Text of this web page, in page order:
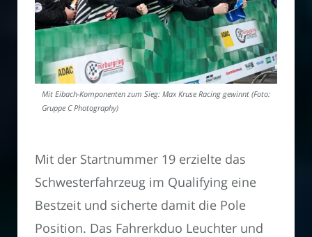
Mit Eibach-Komponenten zum Sieg: Max Kruse Racing gewinnt (Foto:
Gruppe C Photography)
Mit der Startnummer 19 erzielte das
Schwesterfahrzeug im Qualifying eine
Bestzeit und sicherte damit die Pole
Position. Das Fahrerkduo Leuchter und